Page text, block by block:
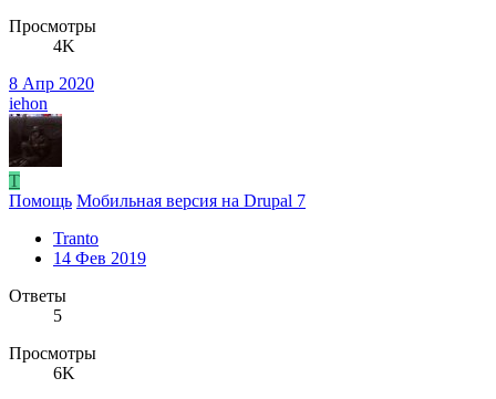
Просмотры
4K
8 Апр 2020
iehon
T
Помощь Мобильная версия на Drupal 7
Tranto
14 Фев 2019
Ответы
5
Просмотры
6K